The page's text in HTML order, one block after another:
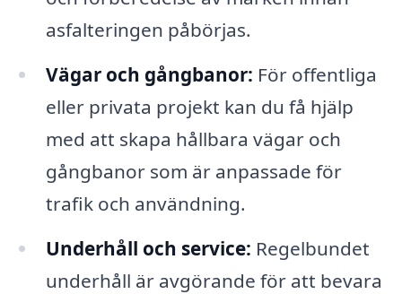
asfalteringen påbörjas.
Vägar och gångbanor: För offentliga
eller privata projekt kan du få hjälp
med att skapa hållbara vägar och
gångbanor som är anpassade för
trafik och användning.
Underhåll och service: Regelbundet
underhåll är avgörande för att bevara